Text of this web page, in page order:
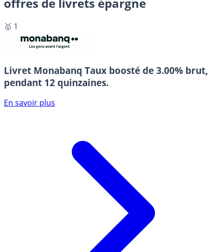
🥇 1
Livret Monabanq Taux boosté de 3.00% brut,
pendant 12 quinzaines.
En savoir plus